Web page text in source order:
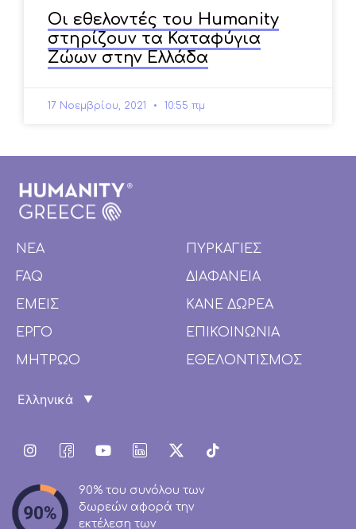
Οι εθελοντές του Humanity
στηρίζουν τα Καταφύγια
Ζώων στην Ελλάδα
17 Νοεμβρίου, 2021 10:55 πμ
ΝΕΑ
FAQ
ΕΜΕΙΣ
ΕΡΓΟ
ΜΗΤΡΩΟ
ΠΥΡΚΑΓΙΕΣ
ΔΙΑΦΑΝΕΙΑ
ΚΑΝΕ ΔΩΡΕΑ
ΕΠΙΚΟΙΝΩΝΙΑ
ΕΘΕΛΟΝΤΙΣΜΟΣ
90% του συνόλου των
δωρεών αφορά την
εκτέλεση των